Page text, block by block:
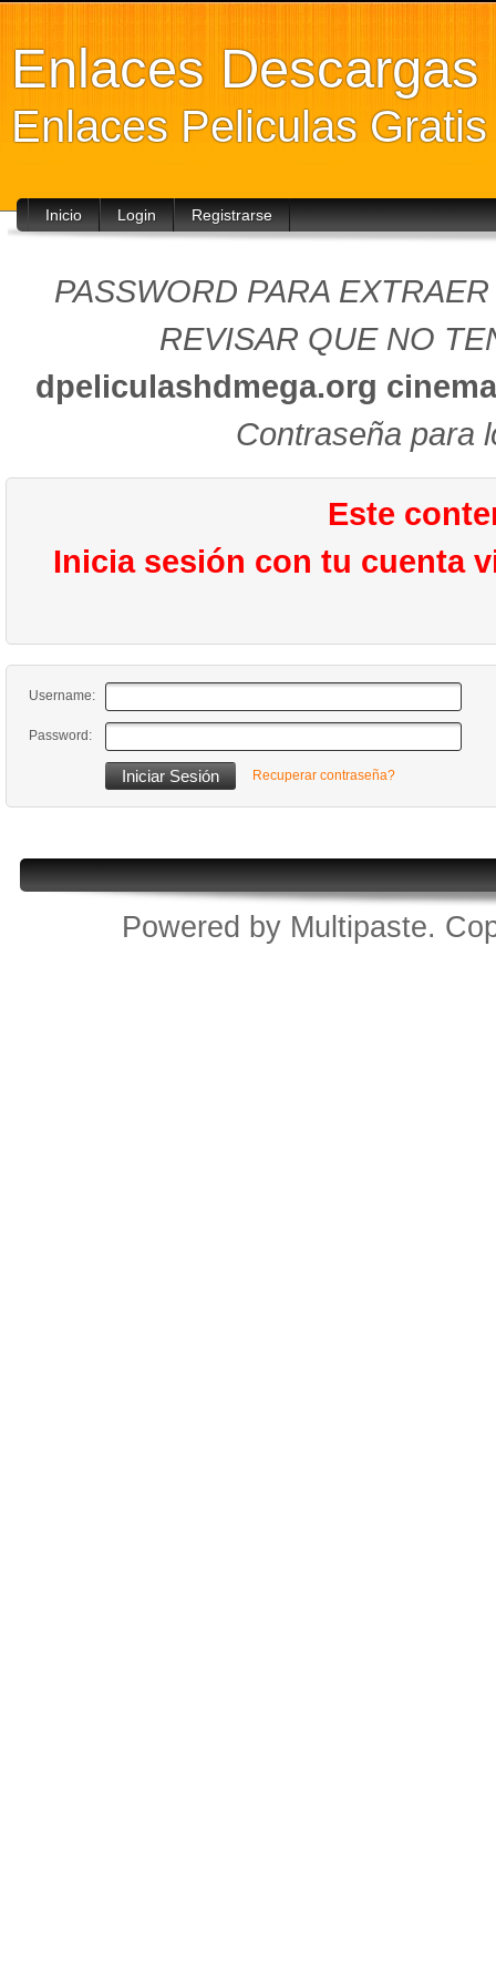
Enlaces
Enlaces Peliculas
Inicio Login Registrarse
PASSWORD PARA
REVISAR QUE NO
dpeliculashdmega.org
Contraseña para
Este
Inicia sesión con tu cuenta
Username:
Password:
Recuperar contraseña?
Powered by Multipaste.